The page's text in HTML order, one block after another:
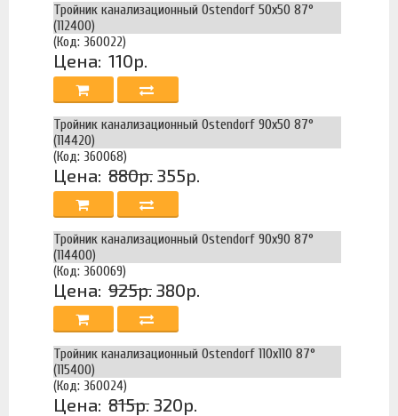
Тройник канализационный Ostendorf 50х50 87°
(112400)
(Код: 360022)
Цена: 110р.
Тройник канализационный Ostendorf 90х50 87°
(114420)
(Код: 360068)
Цена: 880р. 355р.
Тройник канализационный Ostendorf 90х90 87°
(114400)
(Код: 360069)
Цена: 925р. 380р.
Тройник канализационный Ostendorf 110х110 87°
(115400)
(Код: 360024)
Цена: 815р. 320р.